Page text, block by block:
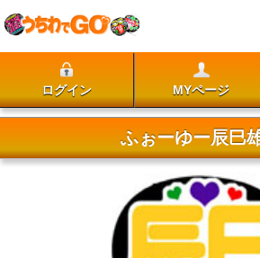
ログイン MYページ
ふぉーゆー辰巳